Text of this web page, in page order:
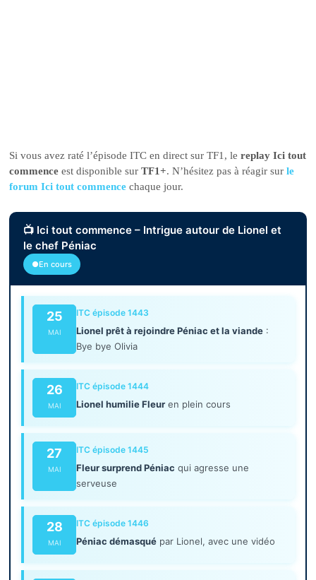
Si vous avez raté l’épisode ITC en direct sur TF1, lereplay Ici tout
commence est disponible surTF1+. N’hésitez pas à réagir surle
forum Ici tout commence chaque jour.
📺 Ici tout commence – Intrigue autour de Lionel et
le chef Péniac
●En cours
25
MAI
ITC épisode 1443
Lionel prêt à rejoindre Péniac et la viande :
Bye bye Olivia
26
MAI
ITC épisode 1444
Lionel humilie Fleur en plein cours
27
MAI
ITC épisode 1445
Fleur surprend Péniac qui agresse une
serveuse
28
MAI
ITC épisode 1446
Péniac démasqué par Lionel, avec une vidéo